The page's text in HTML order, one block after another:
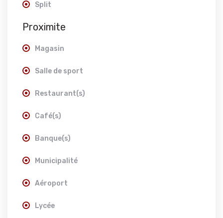
Split
Proximite
Magasin
Salle de sport
Restaurant(s)
Café(s)
Banque(s)
Municipalité
Aéroport
Lycée